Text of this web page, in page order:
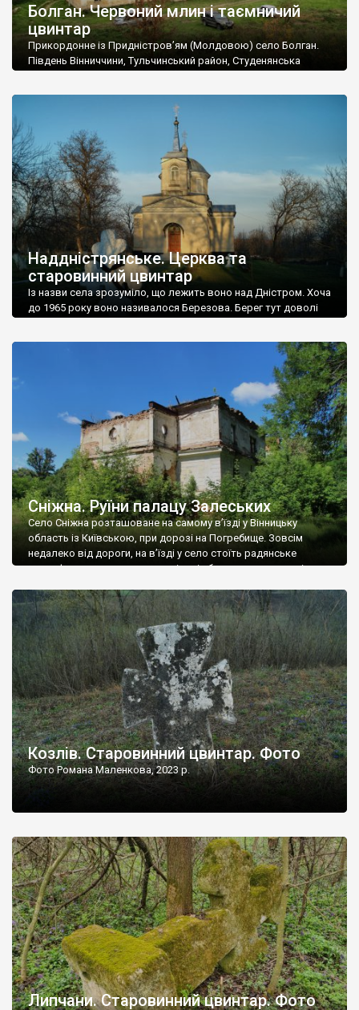
Болган. Червоний млин і таємничий
цвинтар
Прикордонне із Придністров’ям (Молдовою) село Болган.
Південь Вінниччини, Тульчинський район, Студенянська
старовинний цвинтар із кам’яними хрестами. Всі епітафії, які
збереглися, написані кирилицею, церковнослов’янською
мовою. За всіма традиційними ознаками – цвинтар
український. Хрести датуються 19 століттям. У 1924-1940
роках Болган […]
Наддністрянське. Церква та
старовинний цвинтар
Із назви села зрозуміло, що лежить воно над Дністром. Хоча
до 1965 року воно називалося Березова. Берег тут доволі
Наддністрянське відрізняється від більшості навколишніх
сіл. У селі є мурована Михайлівська церква. Точної дати […]
Сніжна. Руїни палацу Залеських
Село Сніжна розташоване на самому в’їзді у Вінницьку
область із Київською, при дорозі на Погребище. Зовсім
недалеко від дороги, на в’їзді у село стоїть радянське
рельєфне пано, яке показує жінку і яблуню, а трохи далі, десь
не видно, але видно дві стареньких колії у траві – […]
Козлів. Старовинний цвинтар. Фото
Фото Романа Маленкова, 2023 р.
Липчани. Старовинний цвинтар. Фото